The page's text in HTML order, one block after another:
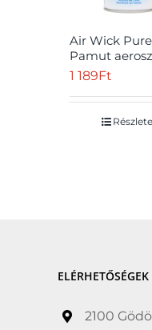
Eladó (0)
Ár
Air Wick
Pamut
spray 250 ml
1 189Ft
ELÉRHETŐSÉGEK
2100